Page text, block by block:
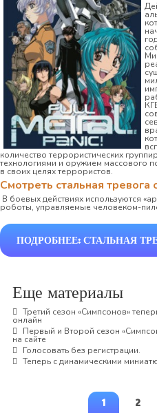
количество террористических
технологиями и оружием массового
в своих целях террористов.
Смотреть стальная тревога
В боевых действиях используются
роботы, управляемые человеком-
ПОДРОБНЕЕ: СТАЛЬНАЯ
Еще материалы
Третий сезон «Симпсонов»
онлайн
Первый и Второй сезон
на сайте
Голосовать без регистрации.
Теперь с динамическими
1 2